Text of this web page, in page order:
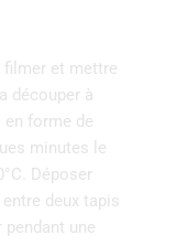
filmer et mettre
découper à
en forme de
minutes le
Déposer
deux tapis
une